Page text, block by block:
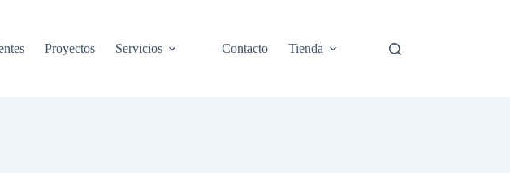
Proyectos Servicios Contacto Tienda